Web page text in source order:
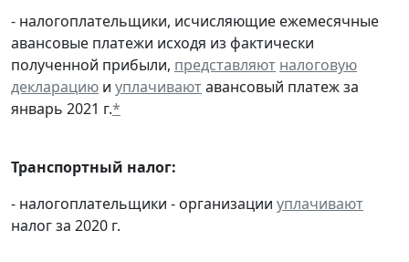
- налогоплательщики, исчисляющие ежемесячные
авансовые платежи исходя из фактически
полученной прибыли, представляют налоговую
декларацию и уплачиваютавансовый платеж за
январь 2021 г.*
Транспортный налог:
- налогоплательщики - организации уплачивают
налог за 2020 г.